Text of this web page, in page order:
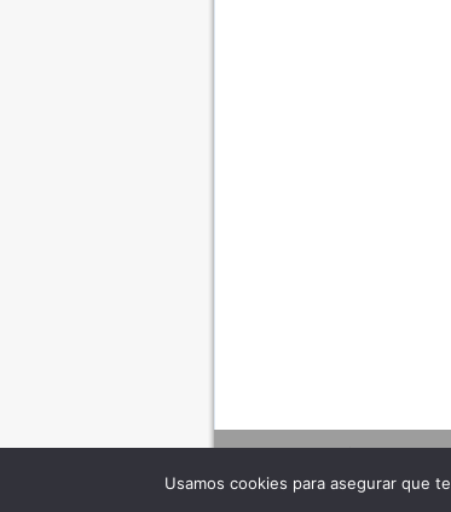
Usamos cookies para asegurar que